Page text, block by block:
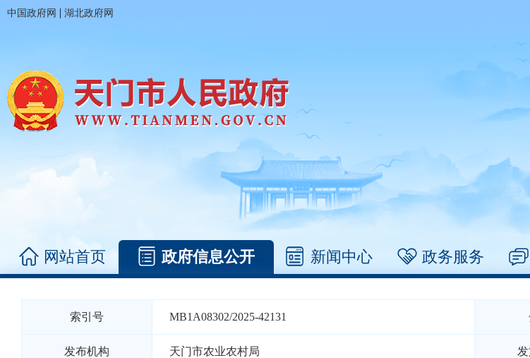
中国政府网 | 湖北政府网
网站首页 政府信息公开 新闻中心 政务服务
索引号 MB1A08302/2025-42131
发布机构 天门市农业农村局